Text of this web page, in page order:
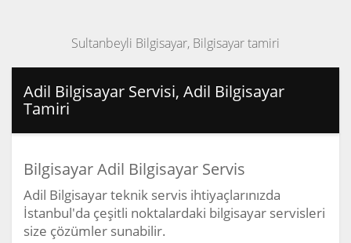
Sultanbeyli Bilgisayar, Bilgisayar tamiri
Adil Bilgisayar Servisi, Adil Bilgisayar
Tamiri
Bilgisayar Adil Bilgisayar Servis
Adil Bilgisayar teknik servis ihtiyaçlarınızda
İstanbul'da çeşitli noktalardaki bilgisayar servisleri
size çözümler sunabilir.